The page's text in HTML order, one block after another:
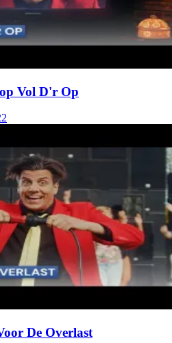
Vol D'r Op
De Overlast